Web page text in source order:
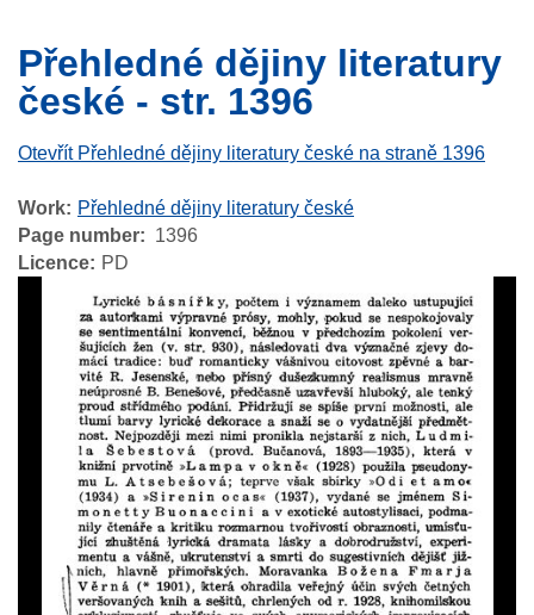
Přehledné dějiny literatury
české - str. 1396
Otevřít Přehledné dějiny literatury české na straně 1396
Work
Přehledné dějiny literatury české
Page number
1396
Licence
PD